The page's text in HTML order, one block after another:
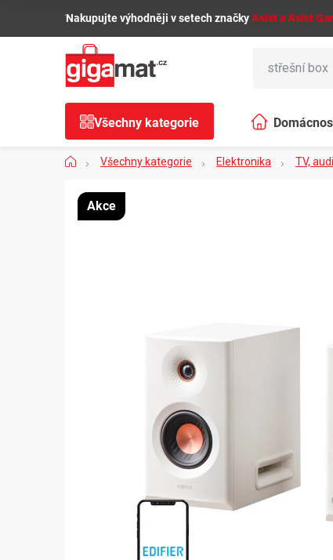
🌿Nakupujte výhodněji v setech značkyAsist a Asist
Všechny kategorie
DomůVšechny kategorie Elektronika TV,
Akce